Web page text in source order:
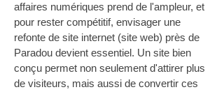
affaires numériques prend de l'ampleur, et
pour rester compétitif, envisager une
refonte de site internet (site web) près de
Paradou devient essentiel. Un site bien
conçu permet non seulement d'attirer plus
de visiteurs, mais aussi de convertir ces